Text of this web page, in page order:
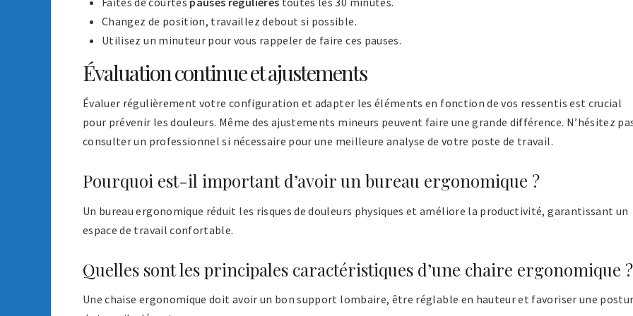
Changez de position, travaillez debout si possible.
Utilisez un minuteur pour vous rappeler de faire ces pauses.
Évaluation continue et ajustements
Évaluer régulièrement votre configuration et adapter les éléments en fonction de vos ressentis est crucial
pour prévenir les douleurs. Même des ajustements mineurs peuvent faire une grande différence. N’hésitez
consulter un professionnel si nécessaire pour une meilleure analyse de votre poste de travail.
Pourquoi est-il important d’avoir un bureau ergonomique ?
Un bureau ergonomique réduit les risques de douleurs physiques et améliore la productivité, garantissant un
espace de travail confortable.
Quelles sont les principales caractéristiques d’une chaire ergonomique ?
Une chaise ergonomique doit avoir un bon support lombaire, être réglable en hauteur et favoriser une